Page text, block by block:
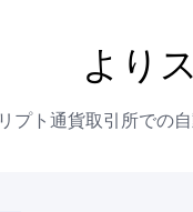
より
プト通貨取引所での